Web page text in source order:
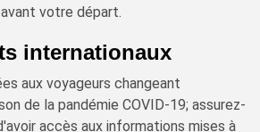
votre départ.
internationaux
aux voyageurs changeant
de la pandémie COVID-19; assurez-
accès aux informations mises à